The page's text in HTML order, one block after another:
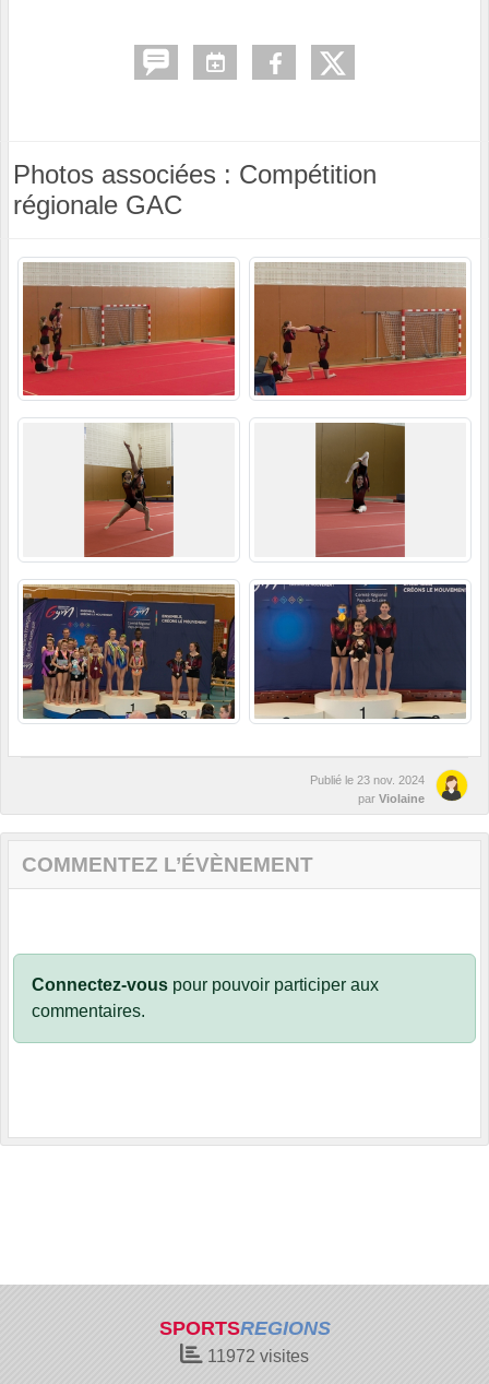
Photos associées : Compétition
régionale GAC
Publié le 23 nov. 2024
par Violaine
COMMENTEZ L’ÉVÈNEMENT
Connectez-vous pour pouvoir participer aux
commentaires.
SPORTSREGIONS
11972 visites